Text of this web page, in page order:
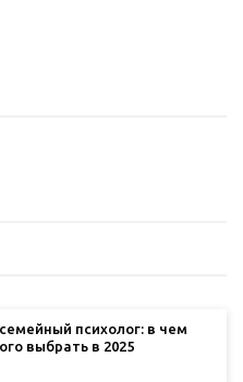
психолог: в чем
выбрать в 2025